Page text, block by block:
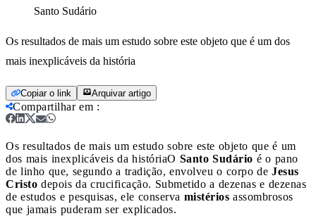
Santo Sudário
Os resultados de mais um estudo sobre este objeto que é um dos
mais inexplicáveis da história
Copiar o link Arquivar artigo
Compartilhar em :
Os resultados de mais um estudo sobre este objeto que é um
dos mais inexplicáveis da históriaO Santo Sudário é o pano
de linho que, segundo a tradição, envolveu o corpo de Jesus
Cristo depois da crucificação. Submetido a dezenas e dezenas
de estudos e pesquisas, ele conserva mistérios assombrosos
que jamais puderam ser explicados.